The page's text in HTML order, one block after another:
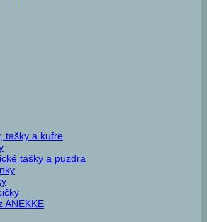
tašky a kufre
tašky a puzdra
ANEKKE